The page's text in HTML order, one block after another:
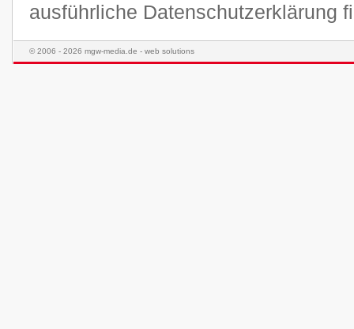
ausführliche Datenschutzerklärung
© 2006 - 2026 mgw-media.de - web solutions